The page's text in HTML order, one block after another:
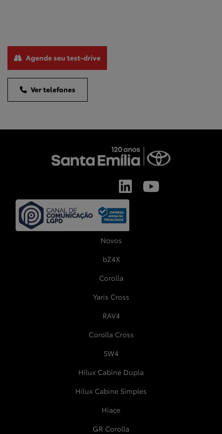
Ver telefones
Agende seu test-drive
Novos
bZ4X
Corolla
Yaris Cross
RAV4
Corolla Cross
SW4
Hilux Cabine Dupla
Hilux Cabine Simples
Hiace
GR Corolla